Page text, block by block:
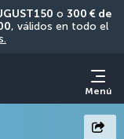
o 300 € de
, válidos en todo el
Menú